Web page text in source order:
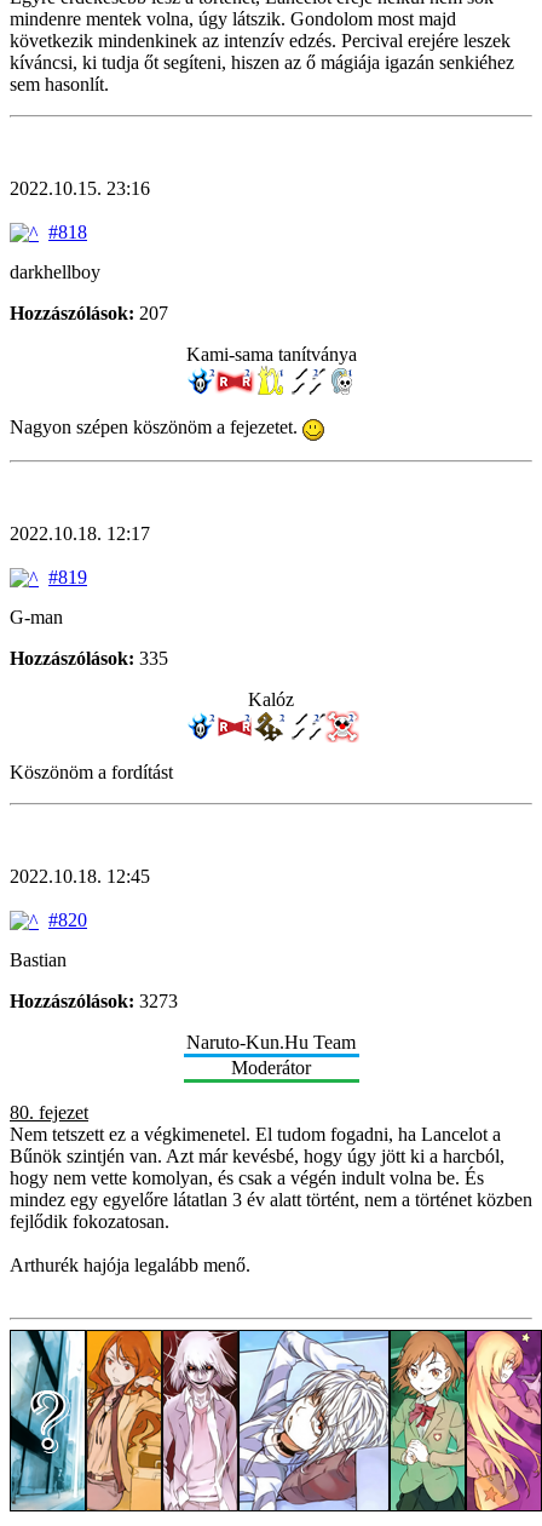
mindenre mentek volna, úgy látszik. Gondolom most majd
következik mindenkinek az intenzív edzés. Percival erejére leszek
kíváncsi, ki tudja őt segíteni, hiszen az ő mágiája igazán senkiéhez
sem hasonlít.
2022.10.15. 23:16
#818
darkhellboy
Hozzászólások: 207
Kami-sama tanítványa
Nagyon szépen köszönöm a fejezetet.
2022.10.18. 12:17
#819
G-man
Hozzászólások: 335
Kalóz
Köszönöm a fordítást
2022.10.18. 12:45
#820
Bastian
Hozzászólások: 3273
Naruto-Kun.Hu Team
Moderátor
80. fejezet
Nem tetszett ez a végkimenetel. El tudom fogadni, ha Lancelot a
Bűnök szintjén van. Azt már kevésbé, hogy úgy jött ki a harcból,
hogy nem vette komolyan, és csak a végén indult volna be. És
mindez egy egyelőre látatlan 3 év alatt történt, nem a történet közben
fejlődik fokozatosan.
Arthurék hajója legalább menő.